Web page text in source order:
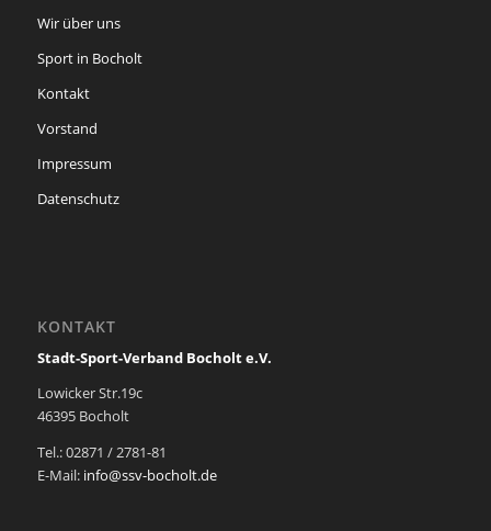
Wir über uns
Sport in Bocholt
Kontakt
Vorstand
Impressum
Datenschutz
KONTAKT
Stadt-Sport-Verband Bocholt e.V.
Lowicker Str.19c
46395 Bocholt
Tel.: 02871 / 2781-81
E-Mail: info@ssv-bocholt.de